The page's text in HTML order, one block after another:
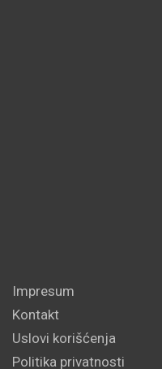
Impresum
Kontakt
Uslovi korišćenja
Politika privatnosti